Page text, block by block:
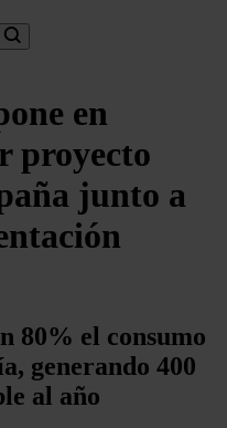
en
proyecto
junto a
80% el consumo
generando 400
al año